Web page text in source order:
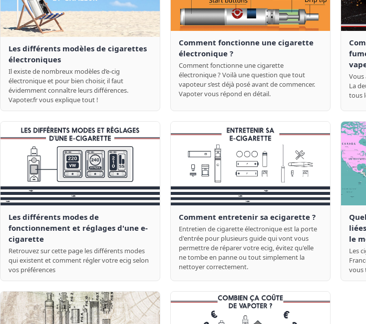
Les différents modèles de cigarettes
électroniques
Il existe de nombreux modèles d’e-cig
électronique et pour bien choisir, il faut
évidemment connaître leurs différences.
Vapoter.fr vous explique tout !
Comment fonctionne une cigarette
électronique ?
Comment fonctionne une cigarette
électronique ? Voilà une question que tout
vapoteur s’est déjà posé avant de commencer.
Vapoter vous répond en détail.
Vous
La
tous
Les différents modes de
fonctionnement et réglages d'une e-
cigarette
Retrouvez sur cette page les différents modes
qui existent et comment régler votre ecig selon
vos préférences
Comment entretenir sa ecigarette ?
Entretien de cigarette électronique est la porte
d'entrée pour plusieurs guide qui vont vous
permettre de réparer votre ecig, évitez qu'elle
ne tombe en panne ou tout simplement la
nettoyer correctement.
le
Les
vous